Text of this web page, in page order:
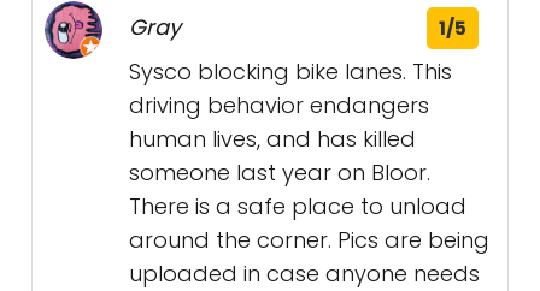
Gray 1/5
Sysco blocking bike lanes. This
driving behavior endangers
human lives, and has killed
someone last year on Bloor.
There is a safe place to unload
around the corner. Pics are being
uploaded in case anyone needs